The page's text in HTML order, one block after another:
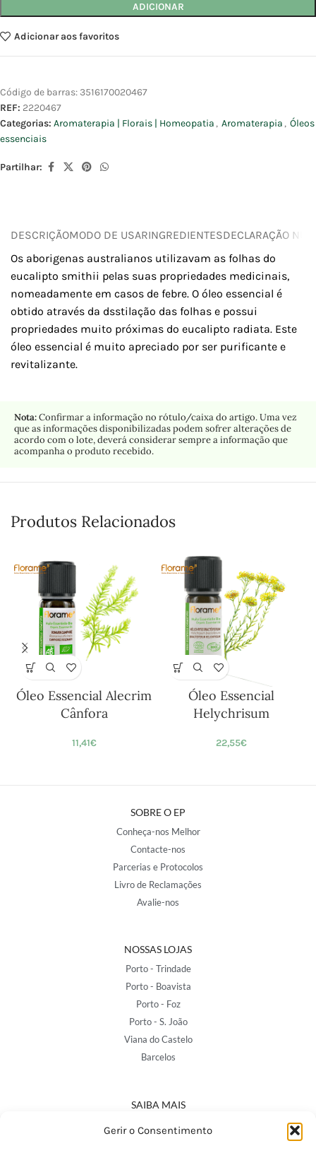
Gerir o Consentimento
ADICIONAR
Adicionar aos favoritos
Código de barras: 3516170020467
REF: 2220467
Categorias: Aromaterapia | Florais | Homeopatia , Aromaterapia , Óleos
essenciais
Partilhar:
DESCRIÇÃOMODO DE USARINGREDIENTESDECLARAÇÃO
Os aborigenas australianos utilizavam as folhas do
eucalipto smithii pelas suas propriedades medicinais,
nomeadamente em casos de febre. O óleo essencial é
obtido através da dsstilação das folhas e possui
propriedades muito próximas do eucalipto radiata. Este
óleo essencial é muito apreciado por ser purificante e
revitalizante.
Nota:Confirmar a informação no rótulo/caixa do artigo. Uma vez
que as informações disponibilizadas podem sofrer alterações de
acordo com o lote, deverá considerar sempre a informação que
acompanha o produto recebido.
Produtos Relacionados
Óleo Essencial Alecrim
Cânfora
11,41€
Óleo Essencial
Helychrisum
22,55€
SOBRE O EP
Conheça-nos Melhor
Contacte-nos
Parcerias e Protocolos
Livro de Reclamações
Avalie-nos
NOSSAS LOJAS
Porto - Trindade
Porto - Boavista
Porto - Foz
Porto - S. João
Viana do Castelo
Barcelos
SAIBA MAIS
Política de Privacidade